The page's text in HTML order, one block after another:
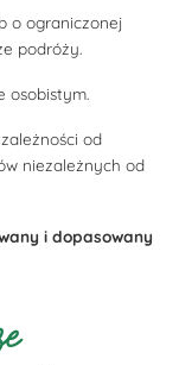
o ograniczonej
podróży.
osobistym.
od
niezależnych od
i dopasowany